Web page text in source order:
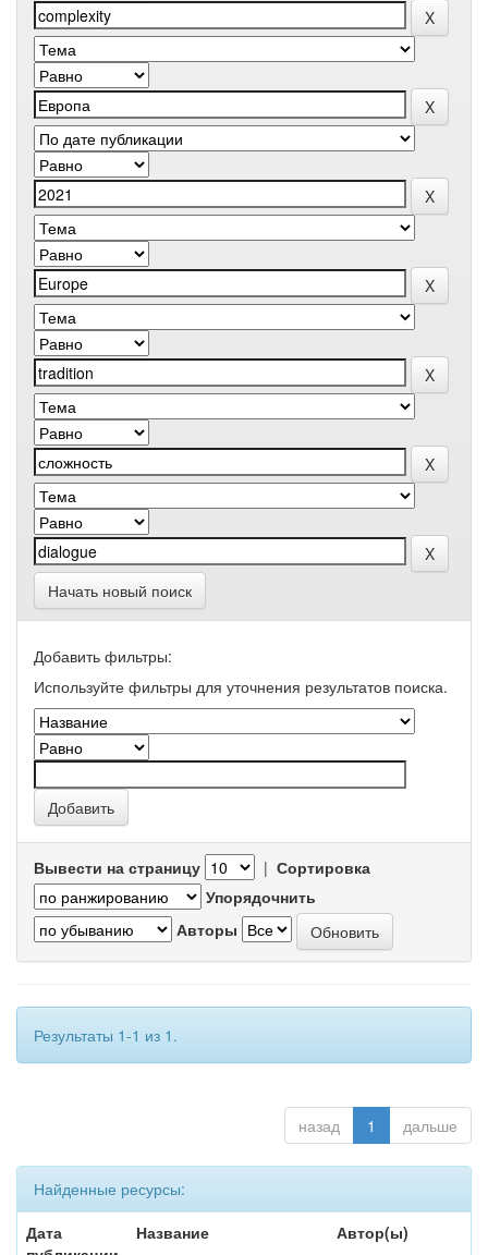
Начать новый поиск
Добавить фильтры:
Используйте фильтры для уточнения результатов поиска.
Вывести на страницу | Сортировка
Упорядочнить
Авторы
Результаты 1-1 из 1.
назад 1 дальше
Найденные ресурсы:
Дата
Название Автор(ы)